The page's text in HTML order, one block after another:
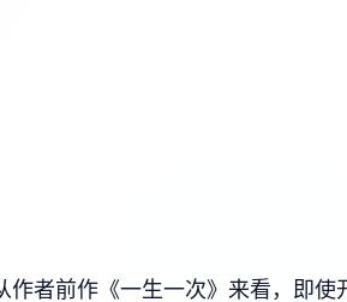
者前作《一生一次》来看，即